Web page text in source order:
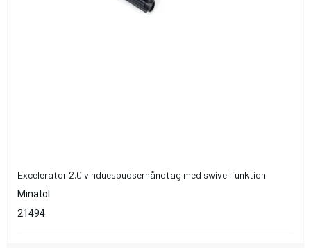
Excelerator 2.0 vinduespudserhåndtag med swivel funktion
Minatol
21494